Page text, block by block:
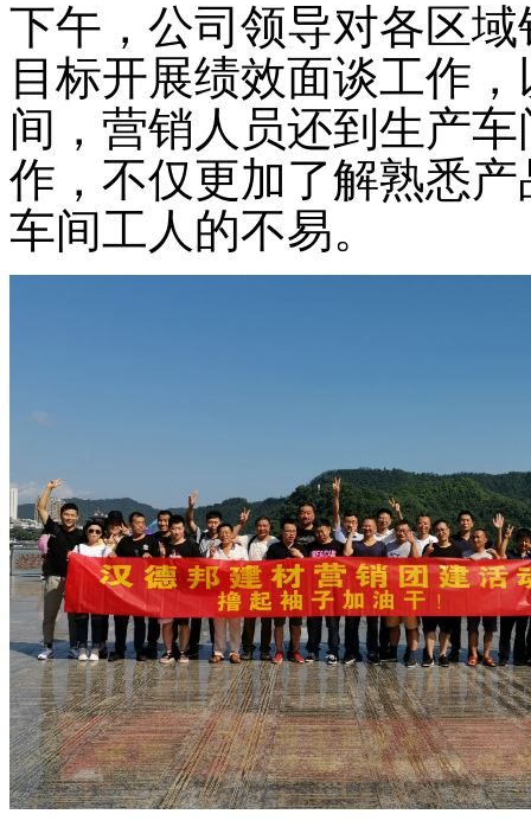
下午，公司领导对各区
目标开展绩效面谈工作
间，营销人员还到生产
作，不仅更加了解熟悉
车间工人的不易。